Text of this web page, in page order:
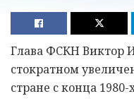
Глава ФСКН Виктор
стократном
стране с конца 1980-